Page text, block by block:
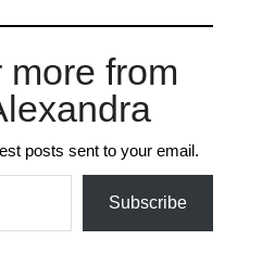
from
posts sent to your email.
Subscribe